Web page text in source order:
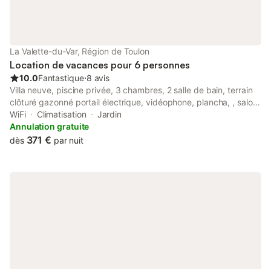
La Valette-du-Var, Région de Toulon
Location de vacances pour 6 personnes
10.0Fantastique⋅8 avis
Villa neuve, piscine privée, 3 chambres, 2 salle de bain, terrain
clôturé gazonné portail électrique, vidéophone, plancha, , salon
de jardin, meublée confortablement , vue sur les oliviers
centenaires, hamacs pour se relaxer sur vue Coudon, à
proximité de centres commerciaux, cinéma, plages, théâtre
WiFi Climatisation
Jardin
Annulation gratuite
dès 371 € par nuit